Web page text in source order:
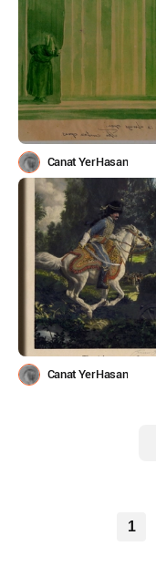
Canat YerHasan
Canat YerHasan
1